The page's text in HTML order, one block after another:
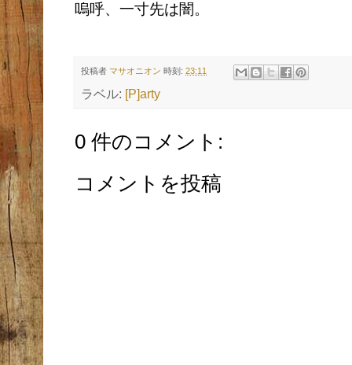
嗚呼、一寸先は闇。
投稿者 マサオニオン 時刻: 23:11
ラベル: [P]arty
0 件のコメント:
コメントを投稿